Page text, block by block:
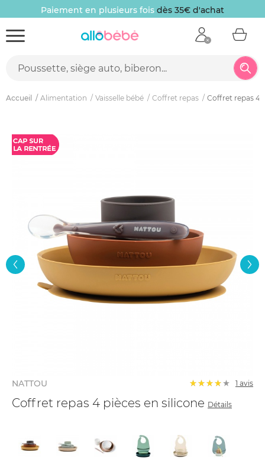
Paiement en plusieurs fois dès 35€ d'achat
Accueil Alimentation Vaisselle bébé Coffret repas Coffret repas 4
NATTOU 1 avis
Coffret repas 4 pièces en silicone Détails